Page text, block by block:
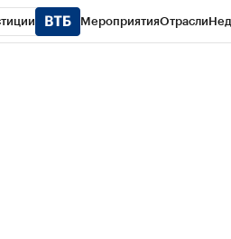
МероприятияОтрасли